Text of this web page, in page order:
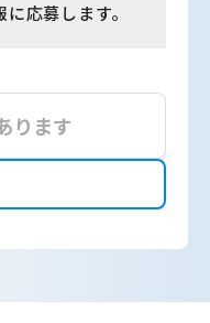
応募します。
ります